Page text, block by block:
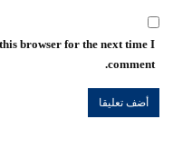
browser for the next time I
comment.